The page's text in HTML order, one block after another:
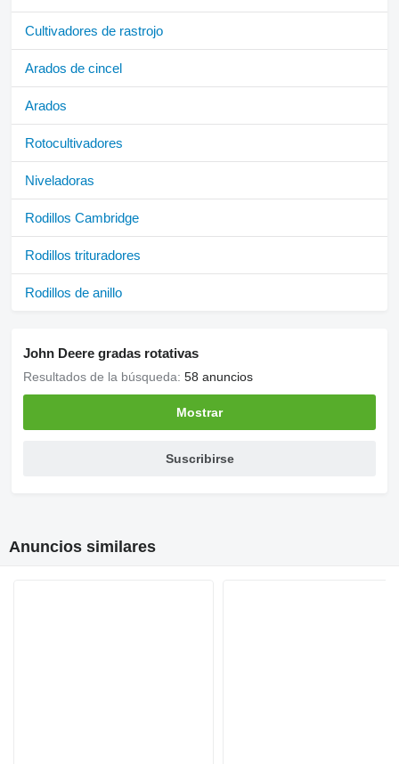
Cultivadores de rastrojo
Arados de cincel
Arados
Rotocultivadores
Niveladoras
Rodillos Cambridge
Rodillos trituradores
Rodillos de anillo
John Deere gradas rotativas
Resultados de la búsqueda: 58 anuncios
Mostrar
Suscribirse
Anuncios similares